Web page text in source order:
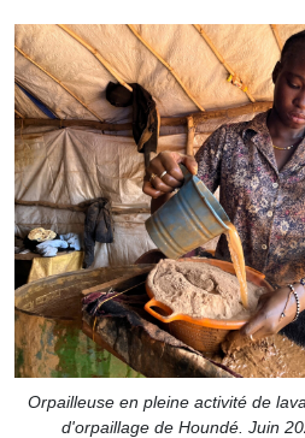
Orpailleuse en pleine activité de
d'orpaillage de Houndé. Juin